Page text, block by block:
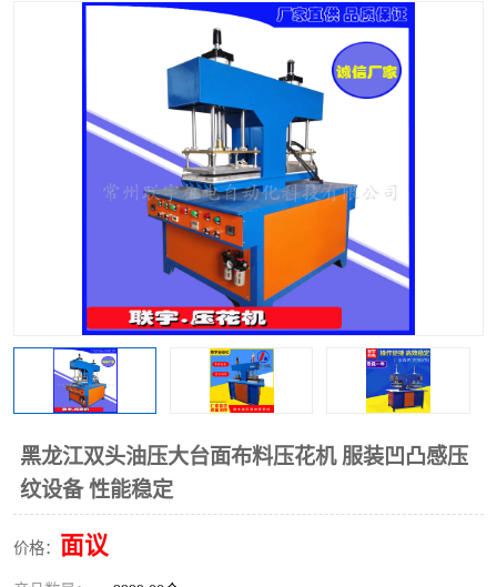
黑龙江双头油压大台面布料压花机 服装凹凸感压
纹设备 性能稳定
价格： 面议
自动超声波打片成型机
海绵产品成型机
其他超声波系列